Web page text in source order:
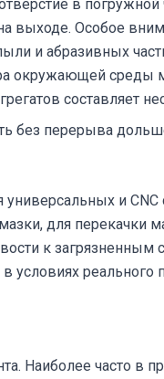
в погружной
выходе. Особое
и абразивных
окружающей
составляет
без перерыва
и
для перекачки
к
реального
Наиболее часто в